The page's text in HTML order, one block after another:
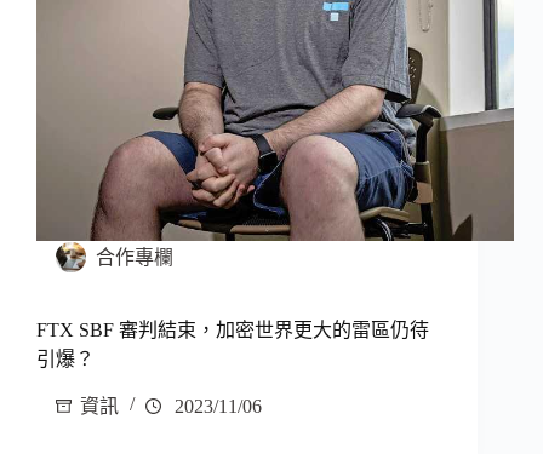
合作專欄
FTX SBF 審判結束，加密世界更大的雷區仍待
引爆？
資訊 2023/11/06